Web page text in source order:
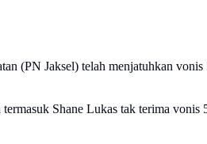
(PN Jaksel) telah menjatuhkan
Shane Lukas tak terima